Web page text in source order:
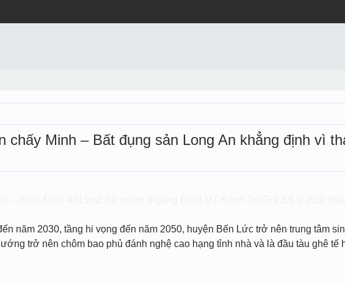
chấy Minh – Bất đụng sản Long An khẳng định vì
năm 2030, tầng hi vọng đến năm 2050, huyện Bến Lức trở nên trung tâm
trở nên chôm bao phủ đánh nghệ cao hạng tỉnh nhà và là đầu tàu ghê tế